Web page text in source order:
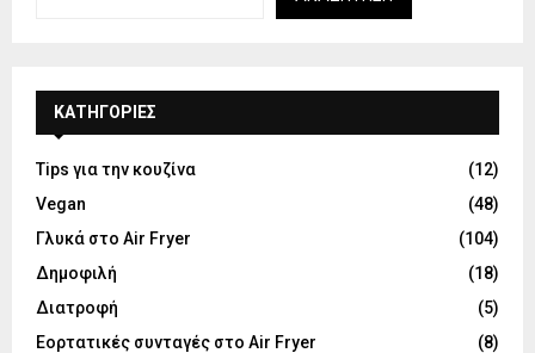
KΑΤΗΓΟΡΊΕΣ
Tips για την κουζίνα
(12)
Vegan
(48)
Γλυκά στο Air Fryer
(104)
Δημοφιλή
(18)
Διατροφή
(5)
Εορτατικές συνταγές στο Air Fryer
(8)